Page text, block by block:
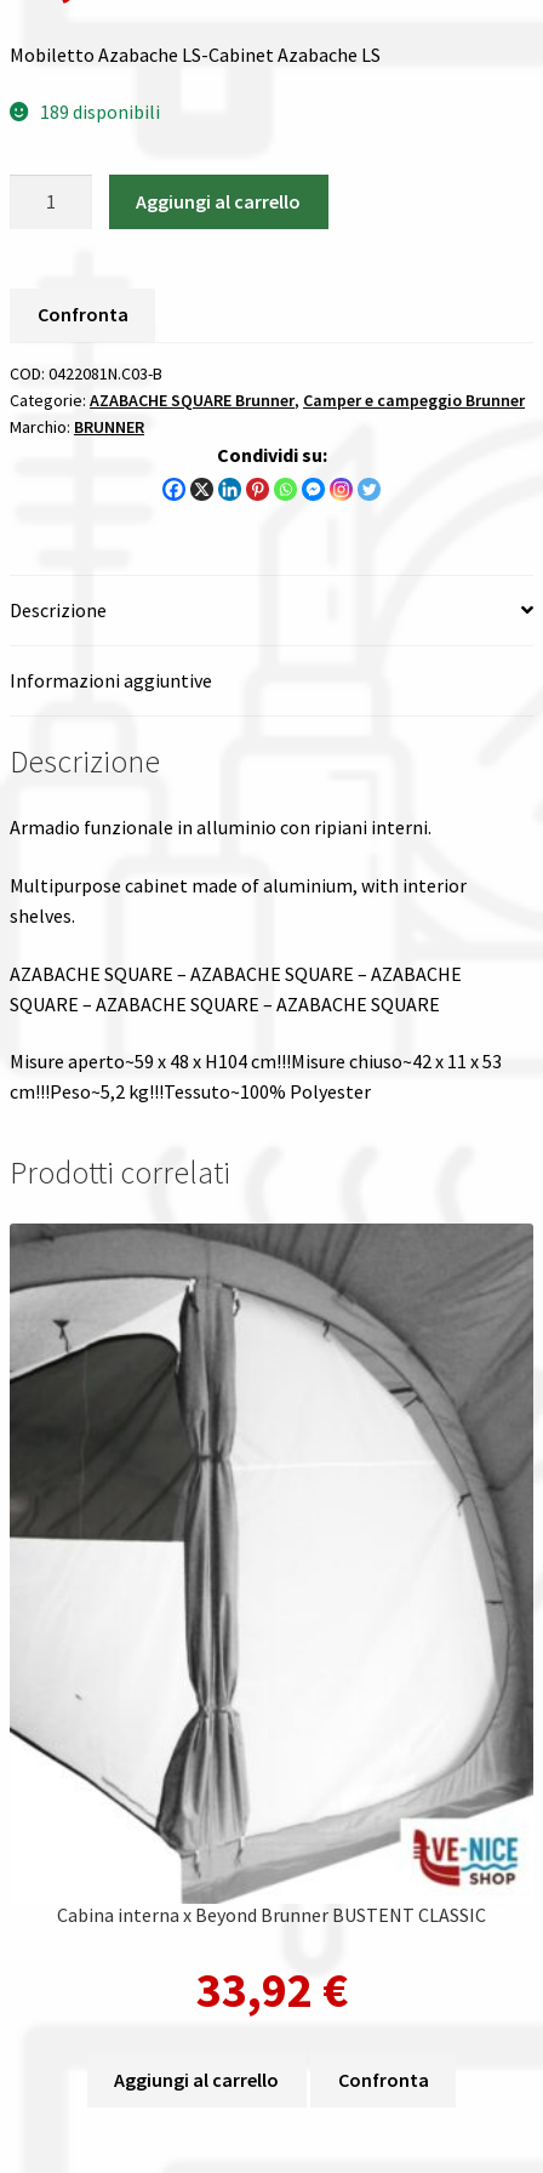
Spedizioni in italia
Tutte le categorie dei prodotti
Wishlist
Il mio account
Mobiletto Azabache LS-Cabinet Azabache LS
189 disponibili
AZABACHE
quantità
Aggiungi al carrello
Confronta
COD: 0422081N.C03-B
Categorie: AZABACHE SQUARE Brunner, Camper e campeggio Brunner
Marchio: BRUNNER
Condividi su:
Descrizione
Informazioni aggiuntive
Descrizione
Armadio funzionale in alluminio con ripiani interni.
Multipurpose cabinet made of aluminium, with interior
shelves.
AZABACHE SQUARE – AZABACHE SQUARE – AZABACHE
SQUARE – AZABACHE SQUARE – AZABACHE SQUARE
Misure aperto~59 x 48 x H104 cm!!!Misure chiuso~42 x 11 x 53
cm!!!Peso~5,2 kg!!!Tessuto~100% Polyester
Prodotti correlati
Cabina interna x Beyond Brunner BUSTENT CLASSIC
33,92 €
Aggiungi al carrello Confronta